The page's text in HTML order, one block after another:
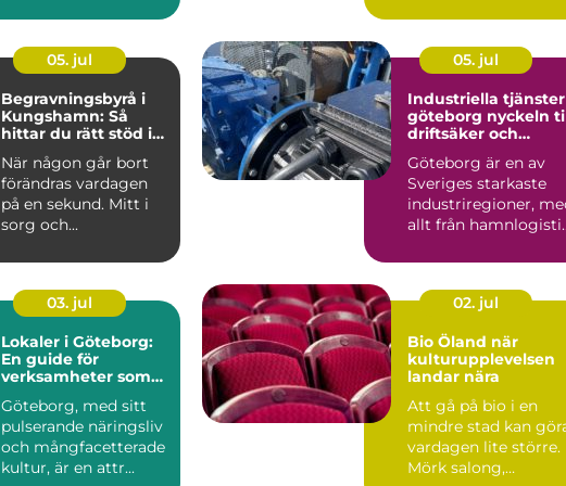
m...
blir ...
05. jul
Begravningsbyrå i
Kungshamn: Så
hittar du rätt stöd i
När någon går bort
förändras vardagen
på en sekund. Mitt i
sorg och...
05. jul
Industriella
göteborg nyckeln till
driftsäker och
Göteborg är en av
Sveriges starkaste
industriregioner,
allt från
03. jul
Lokaler i Göteborg:
En guide för
verksamheter som
Göteborg, med sitt
pulserande näringsliv
och mångfacetterade
kultur, är en attr...
02. jul
Bio Öland när
kulturupplevelsen
landar nära
Att gå på bio i en
mindre stad kan
vardagen lite större.
Mörk salong,